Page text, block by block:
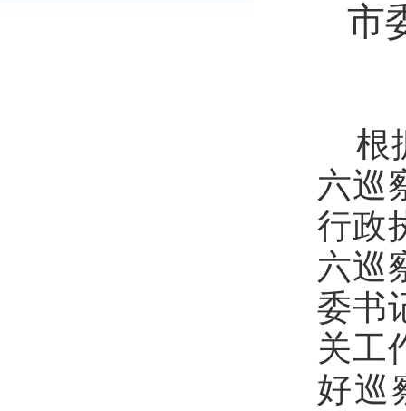
市
根
六巡
行政
六巡
委书
关工
好巡